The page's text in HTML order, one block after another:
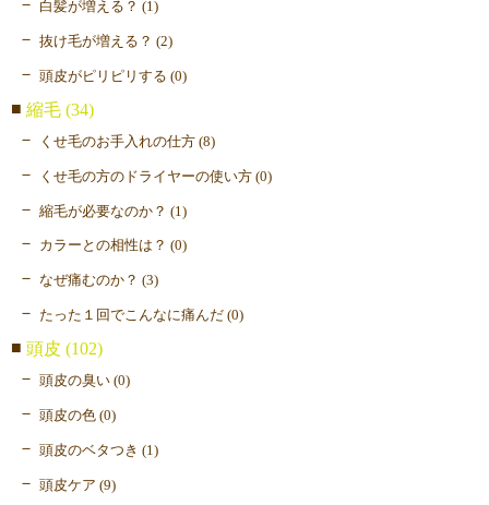
白髪が増える？ (1)
抜け毛が増える？ (2)
頭皮がピリピリする (0)
縮毛 (34)
くせ毛のお手入れの仕方 (8)
くせ毛の方のドライヤーの使い方 (0)
縮毛が必要なのか？ (1)
カラーとの相性は？ (0)
なぜ痛むのか？ (3)
たった１回でこんなに痛んだ (0)
頭皮 (102)
頭皮の臭い (0)
頭皮の色 (0)
頭皮のベタつき (1)
頭皮ケア (9)